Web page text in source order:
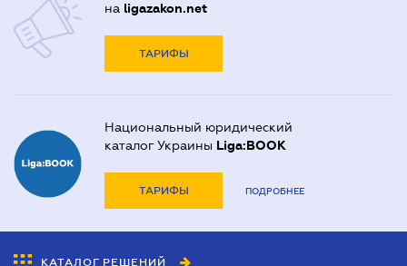
на ligazakon.net
ТАРИФЫ
Национальный юридический
каталог Украины Liga:BOOK
ТАРИФЫ ПОДРОБНЕЕ
КАТАЛОГ РЕШЕНИЙ